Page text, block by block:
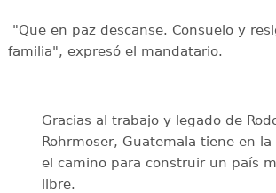
"Que en paz descanse. Consuelo y
familia", expresó el mandatario.
Gracias al trabajo y legado de
Rohrmoser, Guatemala tiene en la
el camino para construir un país
libre.